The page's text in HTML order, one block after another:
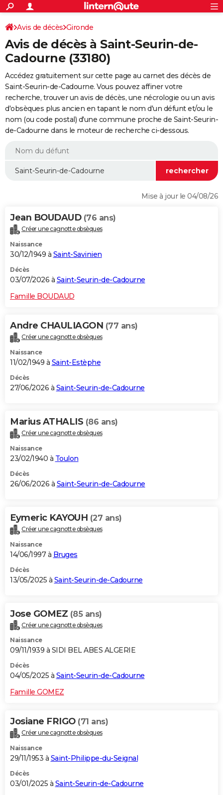
ACTUALITÉS
Politique
Société
Faits Divers
Education
Monde
Villes
+
SPORT
Coupe du monde 2026
Football
Tennis
Cyclisme
Rugby
Forum
CULTURE
FINANCE
Retraite
Impôts
Epargne
Immobilier
Risques naturels par ville
Banque
Assurance
Crédit
Essais
Réserver un essai
Citadines
Berlines
SUV
Forum auto
+
HIGH-TECH
Mobiles
Meilleur smartphone
Internet
Ordinateurs
Jeux vidéo
Guide high-tech
+
BRICOLAGE
Forum
Aménagement intérieur
Extérieur
Cuisine
Salle de bains
Jardinage
Rangement
WEEK-END
Guides de France
Escapades
Patrimoine
Expositions
Musées
Week-end nature
LIFESTYLE
Alimentation
Guide de la santé
Maladies
Médicaments
Sommeil
VOYAGE
Destinations
City break
Voyage nature
Voyage de noces
Forum
Climat
+PHOTO
GUIDES D'ACHAT
BONS PLANS
CARTE DE VOEUX
Dictionnaire
Biographies
Citations
Expressions
Proverbes
PROGRAMME TV
COPAINS D'AVANT
S'inscrire
Se connecter
Lycées
Collèges
Primaires
Universités
Entreprises
Service militaire
Avis de recherche
AVIS DE DÉCÈS
Avis de décès Gironde
Avis de décès à Saint-Seurin-de-
Cadourne (33180)
Accédez gratuitement sur cette page au carnet des décès de
Saint-Seurin-de-Cadourne. Vous pouvez affiner votre
recherche, trouver un avis de décès, une nécrologie ou un avis
d'obsèques plus ancien en tapant le nom d'un défunt et/ou le
nom (ou code postal) d'une commune proche de Saint-Seurin-
de-Cadourne dans le moteur de recherche ci-dessous.
Mise à jour le 04/08/26
Jean BOUDAUD (76 ans)
Créer une cagnotte obsèques
Naissance
30/12/1949 à Saint-Savinien
Décès
03/07/2026 à Saint-Seurin-de-Cadourne
Famille BOUDAUD
Andre CHAULIAGON (77 ans)
Créer une cagnotte obsèques
Naissance
11/02/1949 à Saint-Estèphe
Décès
27/06/2026 à Saint-Seurin-de-Cadourne
Marius ATHALIS (86 ans)
Créer une cagnotte obsèques
Naissance
23/02/1940 à Toulon
Décès
26/06/2026 à Saint-Seurin-de-Cadourne
Eymeric KAYOUH (27 ans)
Créer une cagnotte obsèques
Naissance
14/06/1997 à Bruges
Décès
13/05/2025 à Saint-Seurin-de-Cadourne
Jose GOMEZ (85 ans)
Créer une cagnotte obsèques
Naissance
09/11/1939 à SIDI BEL ABES ALGERIE
Décès
04/05/2025 à Saint-Seurin-de-Cadourne
Famille GOMEZ
Josiane FRIGO (71 ans)
Créer une cagnotte obsèques
Naissance
29/11/1953 à Saint-Philippe-du-Seignal
Décès
03/01/2025 à Saint-Seurin-de-Cadourne